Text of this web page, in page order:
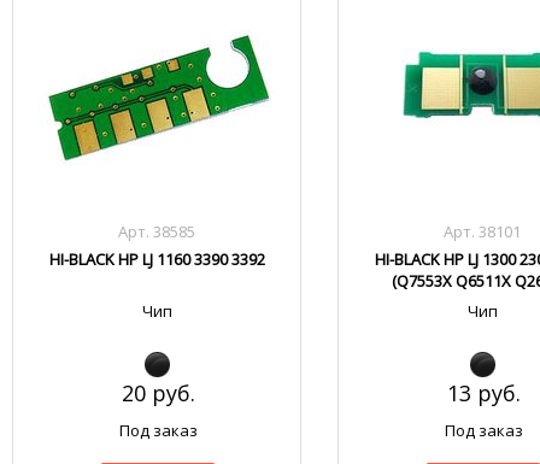
Арт. 38585
HI-BLACK HP LJ 1160 3390 3392
Чип
20 руб.
Под заказ
Арт. 38101
HI-BLACK HP LJ 1300
(Q7553X Q6511X
Чип
13 руб.
Под заказ